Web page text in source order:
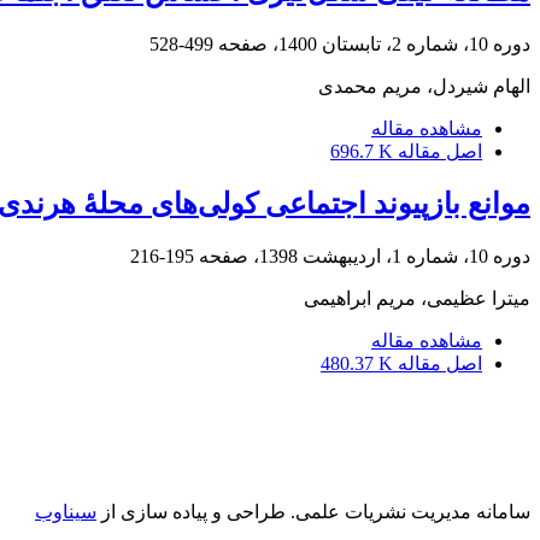
دوره 10، شماره 2، تابستان 1400، صفحه 499-528
الهام شیردل، مریم محمدی
مشاهده مقاله
اصل مقاله 696.7 K
موانع بازپیوند اجتماعی کولی‌های محلۀ
دوره 10، شماره 1، اردیبهشت 1398، صفحه 195-216
میترا عظیمی، مریم ابراهیمی
مشاهده مقاله
اصل مقاله 480.37 K
سامانه مدیریت نشریات علمی. طراحی و پیاده سازی از سیناوب